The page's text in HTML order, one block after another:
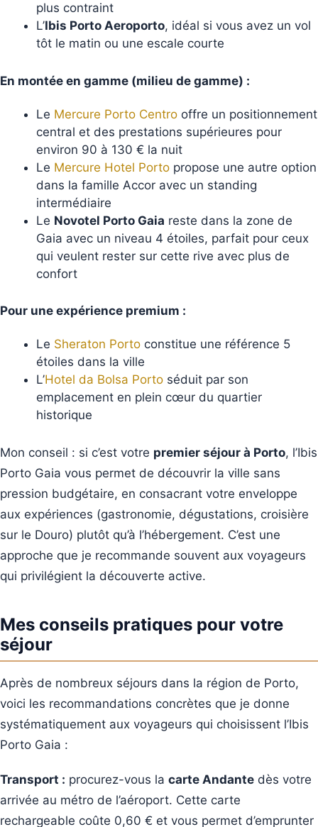
plus contraint
L’Ibis Porto Aeroporto, idéal si vous avez un vol
tôt le matin ou une escale courte
En montée en gamme (milieu de gamme) :
Le Mercure Porto Centro offre un positionnement
central et des prestations supérieures pour
environ 90 à 130 € la nuit
Le Mercure Hotel Porto propose une autre option
dans la famille Accor avec un standing
intermédiaire
Le Novotel Porto Gaia reste dans la zone de
Gaia avec un niveau 4 étoiles, parfait pour ceux
qui veulent rester sur cette rive avec plus de
confort
Pour une expérience premium :
Le Sheraton Porto constitue une référence 5
étoiles dans la ville
L’Hotel da Bolsa Porto séduit par son
emplacement en plein cœur du quartier
historique
Mon conseil : si c’est votre premier séjour à Porto, l’Ibis
Porto Gaia vous permet de découvrir la ville sans
pression budgétaire, en consacrant votre enveloppe
aux expériences (gastronomie, dégustations, croisière
sur le Douro) plutôt qu’à l’hébergement. C’est une
approche que je recommande souvent aux voyageurs
qui privilégient la découverte active.
Mes conseils pratiques pour votre
séjour
Après de nombreux séjours dans la région de Porto,
voici les recommandations concrètes que je donne
systématiquement aux voyageurs qui choisissent l’Ibis
Porto Gaia :
Transport : procurez-vous la carte Andante dès votre
arrivée au métro de l’aéroport. Cette carte
rechargeable coûte 0,60 € et vous permet d’emprunter